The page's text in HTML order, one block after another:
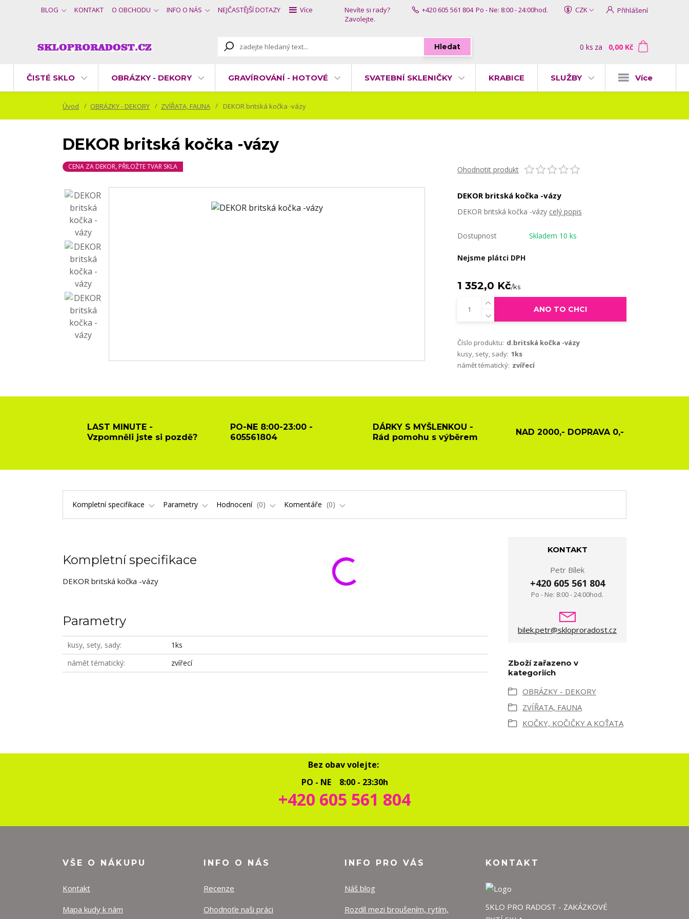
BLOG KONTAKT O OBCHODU INFO O NÁS NEJČASTĚJŠÍ DOTAZY Více CZK Přihlášení
Hledat
Nevíte si rady?
Zavolejte.
+420 605 561 804 Po - Ne: 8:00 - 24:00hod.
0 ks za 0,00 Kč
ČISTÉ SKLO OBRÁZKY - DEKORY GRAVÍROVÁNÍ - HOTOVÉ SVATEBNÍ SKLENIČKY KRABICE SLUŽBY Více
Úvod OBRÁZKY - DEKORY ZVÍŘATA, FAUNA DEKOR britská kočka -vázy
DEKOR britská kočka -vázy
CENA ZA DEKOR, PŘILOŽTE TVAR SKLA Ohodnotit produkt
DEKOR britská kočka -vázy
DEKOR britská kočka -vázy celý popis
Dostupnost Skladem 10 ks
Nejsme plátci DPH
1 352,0 Kč/ks
ANO TO CHCI
Číslo produktu: d.britská kočka -vázy
kusy, sety, sady: 1ks
námět tématický: zvířecí
LAST MINUTE -
Vzpomněli jste si pozdě?
PO-NE 8:00-23:00 -
605561804
DÁRKY S MYŠLENKOU -
Rád pomohu s výběrem
NAD 2000,- DOPRAVA 0,-
Kompletní specifikace Parametry Hodnocení 0 Komentáře 0
Kompletní specifikace
DEKOR britská kočka -vázy
Parametry
kusy, sety, sady
1ks
námět tématický
zvířecí
KONTAKT
Petr Bílek
+420 605 561 804
Po - Ne: 8:00 - 24:00hod.
bilek.petr@skloproradost.cz
Zboží zařazeno v
kategoriích
OBRÁZKY - DEKORY
ZVÍŘATA, FAUNA
KOČKY, KOČIČKY A KOŤATA
Bez obav volejte:
PO - NE 8:00 - 23:30h
+420 605 561 804
VŠE O NÁKUPU
Kontakt
Mapa kudy k nám
INFO O NÁS
Recenze
Ohodnoťe naši práci
INFO PRO VÁS
Náš blog
Rozdíl mezi broušením, rytím,
KONTAKT
SKLO PRO RADOST - ZAKÁZKOVÉ